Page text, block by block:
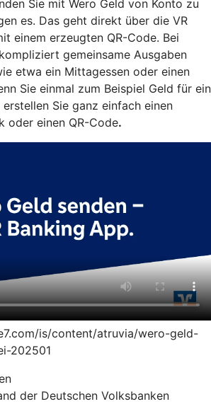
Sie mit Wero Geld von Konto zu
es. Das geht direkt über die VR
einem erzeugten QR-Code. Bei
gemeinsame Ausgaben
etwa ein Mittagessen oder einen
Sie einmal zum Beispiel Geld für ein
erstellen Sie ganz einfach einen
oder einen QR-Code.
is/content/atruvia/wero-geld-
202501
der Deutschen Volksbanken